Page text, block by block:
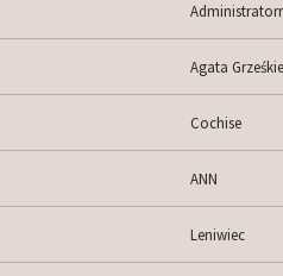
Administratorr
Agata
Cochise
ANN
Leniwiec